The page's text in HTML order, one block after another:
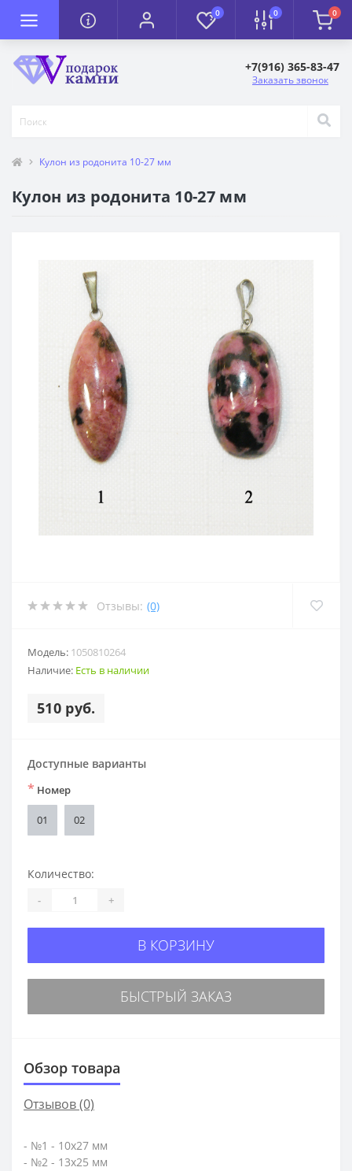
0 0 0
+7(916) 365-83-47
Заказать звонок
Кулон из родонита 10-27 мм
Кулон из родонита 10-27 мм
Отзывы: (0)
Модель: 1050810264
Наличие: Есть в наличии
510 руб.
Доступные варианты
* Номер
01 02
Количество:
- +
В КОРЗИНУ
БЫСТРЫЙ ЗАКАЗ
Обзор товара
Отзывов (0)
- №1 - 10х27 мм
- №2 - 13х25 мм